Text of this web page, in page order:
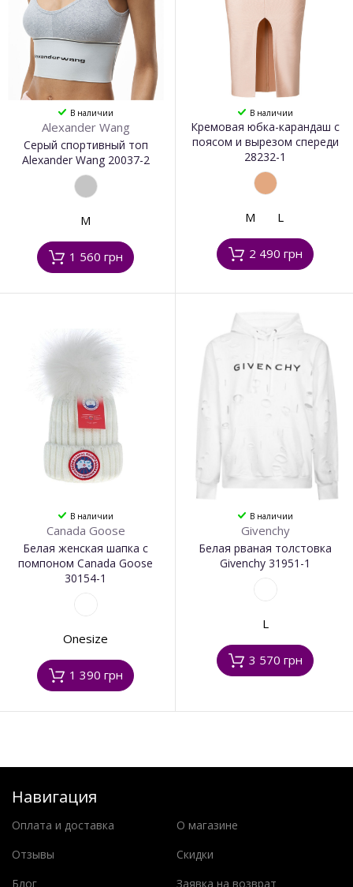
В наличии
Alexander Wang
Серый спортивный топ
Alexander Wang 20037-2
M
1 560 грн
В наличии
Кремовая юбка-карандаш с
поясом и вырезом спереди
28232-1
M L
2 490 грн
В наличии
Canada Goose
Белая женская шапка с
помпоном Canada Goose
30154-1
Onesize
1 390 грн
В наличии
Givenchy
Белая рваная толстовка
Givenchy 31951-1
L
3 570 грн
Навигация
Оплата и доставка
О магазине
Отзывы
Скидки
Блог
Заявка на возврат